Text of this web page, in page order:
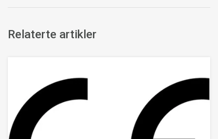
Relaterte artikler